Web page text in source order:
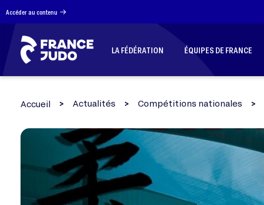
Accéder au contenu
LA FÉDÉRATION ÉQUIPES DE FRANCE
Accueil Actualités Compétitions nationales
Panneau de gestion des cookies